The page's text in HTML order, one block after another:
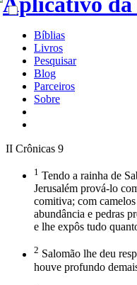
Bíblias
Livros
Pesquisar
Blog
Parceiros
Sobre
II Crônicas 9
1 Tendo a rainha de
Jerusalém prová-lo
comitiva; com
abundância e pedras
e lhe expôs tudo
2 Salomão lhe deu
houve profundo